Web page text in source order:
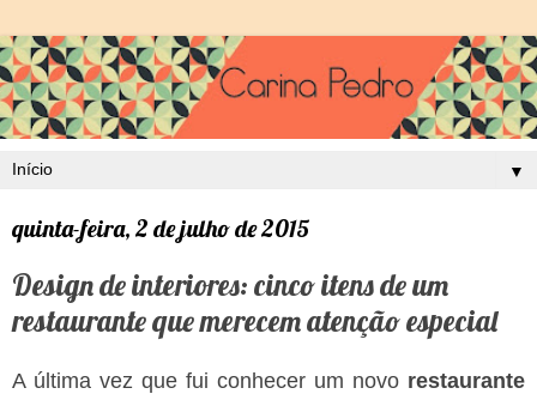
▼
quinta-feira, 2 de julho de 2015
Design de interiores: cinco itens de um
restaurante que merecem atenção especial
A última vez que fui conhecer um novo restaurante